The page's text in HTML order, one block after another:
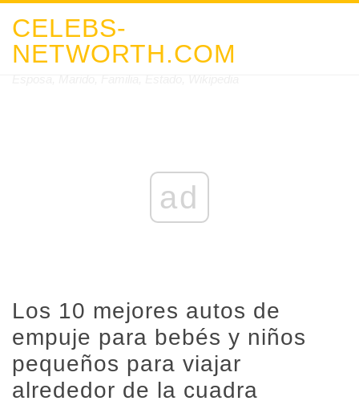
CELEBS-
NETWORTH.COM
ad
Los 10 mejores autos de
empuje para bebés y niños
pequeños para viajar
alrededor de la cuadra